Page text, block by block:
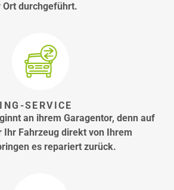
Ort durchgeführt.
SERVICE
an ihrem Garagentor, denn auf
Ihr Fahrzeug direkt von Ihrem
es repariert zurück.